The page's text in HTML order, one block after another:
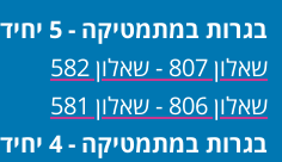
בגרות במתמטיקה - 5 יחידות
שאלון 807 - שאלון 582
שאלון 806 - שאלון 581
בגרות במתמטיקה - 4 יחידות